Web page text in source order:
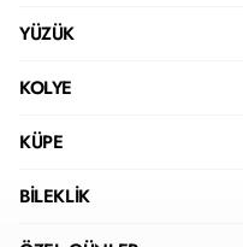
YÜZÜK
KOLYE
KÜPE
BİLEKLİK